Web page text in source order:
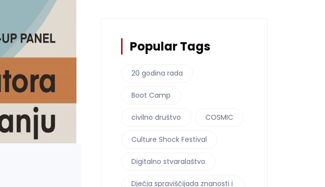
Popular Tags
20 godina rada
Boot Camp
civilno društvo COSMIC
Culture Shock Festival
Digitalno stvaralaštvo
Dječja spraviščijada znanosti i